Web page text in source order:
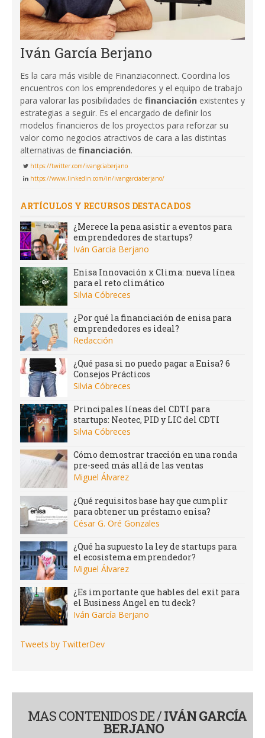
Iván García Berjano
Es la cara más visible de Finanziaconnect. Coordina los
encuentros con los emprendedores y el equipo de trabajo
para valorar las posibilidades de financiación existentes y
estrategias a seguir. Es el encargado de definir los
modelos financieros de los proyectos para reforzar su
valor como negocios atractivos de cara a las distintas
alternativas de financiación.
https://twitter.com/ivangciaberjano
https://www.linkedin.com/in/ivangarciaberjano/
ARTÍCULOS Y RECURSOS DESTACADOS
¿Merece la pena asistir a eventos para
emprendedores de startups?
Iván García Berjano
Enisa Innovación x Clima: nueva línea
para el reto climático
Silvia Cóbreces
¿Por qué la financiación de enisa para
emprendedores es ideal?
Redacción
¿Qué pasa si no puedo pagar a Enisa? 6
Consejos Prácticos
Silvia Cóbreces
Principales líneas del CDTI para
startups: Neotec, PID y LIC del CDTI
Silvia Cóbreces
Cómo demostrar tracción en una ronda
pre-seed más allá de las ventas
Miguel Álvarez
¿Qué requisitos base hay que cumplir
para obtener un préstamo enisa?
César G. Oré Gonzales
¿Qué ha supuesto la ley de startups para
el ecosistema emprendedor?
Miguel Álvarez
¿Es importante que hables del exit para
el Business Angel en tu deck?
Iván García Berjano
Tweets by TwitterDev
MAS CONTENIDOS DE /IVÁN GARCÍA
BERJANO